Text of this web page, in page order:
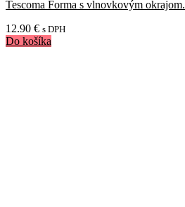
Tescoma Forma s vlnovkovým okrajom.
12.90 € s DPH
Do košíka